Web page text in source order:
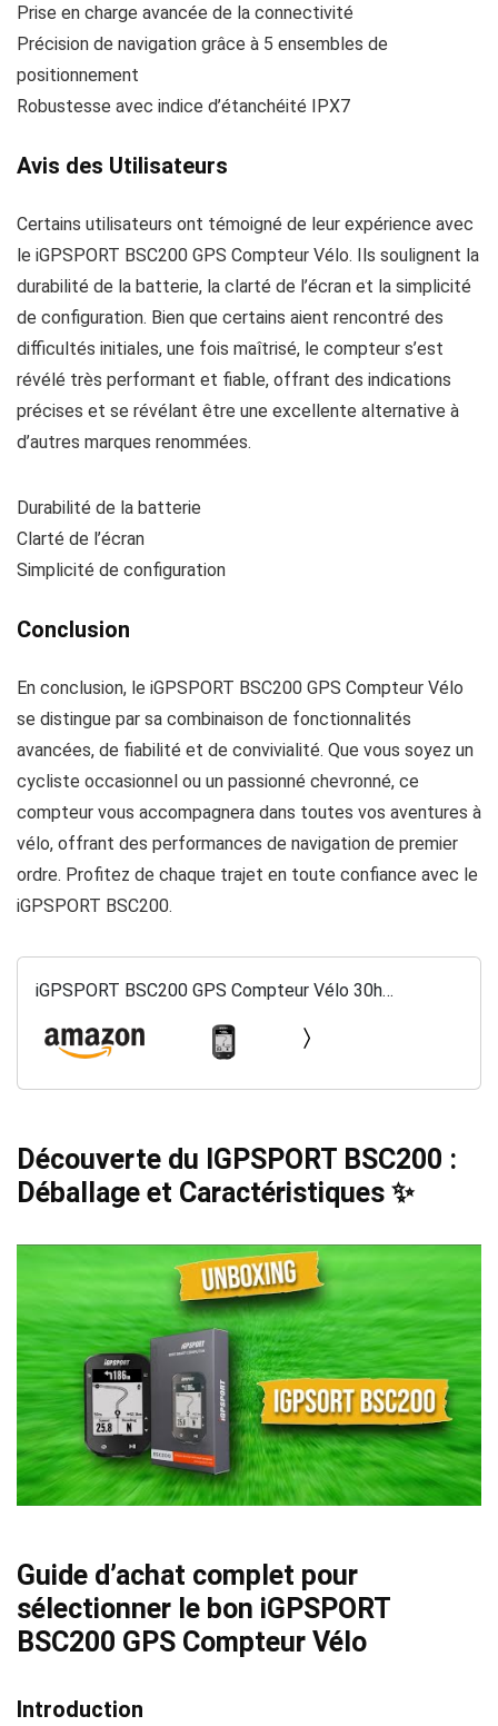
Prise en charge avancée de la connectivité
Précision de navigation grâce à 5 ensembles de
positionnement
Robustesse avec indice d’étanchéité IPX7
Avis des Utilisateurs
Certains utilisateurs ont témoigné de leur expérience avec
le iGPSPORT BSC200 GPS Compteur Vélo. Ils soulignent la
durabilité de la batterie, la clarté de l’écran et la simplicité
de configuration. Bien que certains aient rencontré des
difficultés initiales, une fois maîtrisé, le compteur s’est
révélé très performant et fiable, offrant des indications
précises et se révélant être une excellente alternative à
d’autres marques renommées.
Durabilité de la batterie
Clarté de l’écran
Simplicité de configuration
Conclusion
En conclusion, le iGPSPORT BSC200 GPS Compteur Vélo
se distingue par sa combinaison de fonctionnalités
avancées, de fiabilité et de convivialité. Que vous soyez un
cycliste occasionnel ou un passionné chevronné, ce
compteur vous accompagnera dans toutes vos aventures à
vélo, offrant des performances de navigation de premier
ordre. Profitez de chaque trajet en toute confiance avec le
iGPSPORT BSC200.
iGPSPORT BSC200 GPS Compteur Vélo 30h
Autonomie de Batterie Navigation Écran de 2,5''
Soutien BLE5.0 & Ant+,IPX7
Découverte du IGPSPORT BSC200 :
Déballage et Caractéristiques ✨
Guide d’achat complet pour
sélectionner le bon iGPSPORT
BSC200 GPS Compteur Vélo
Introduction